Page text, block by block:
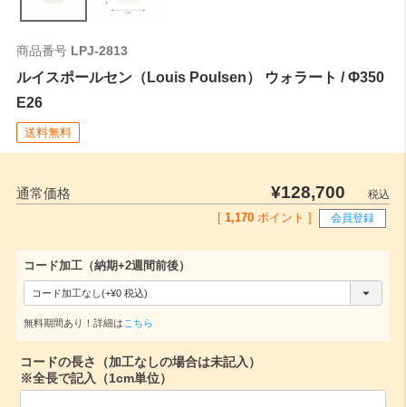
ご注文時はこちらの数値をご記入ください。
商品番号 LPJ-2813
ルイスポールセン（Louis Poulsen） ウォラート / Φ350
E26
送料無料
通常価格 ¥128,700
税込
[ 1,170 ポイント ] 会員登録
コード加工（納期+2週間前後）
須
)
無料期間あり！詳細は こちら
コードの長さ（加工なしの場合は未記入）
※全長で記入（1cm単位）